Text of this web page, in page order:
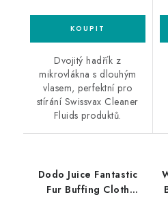
Dvojitý hadřík z
mikrovlákna s dlouhým
vlasem, perfektní pro
stírání Swissvax Cleaner
Fluids produktů.
Dodo Juice Fantastic
Fur Buffing Cloth